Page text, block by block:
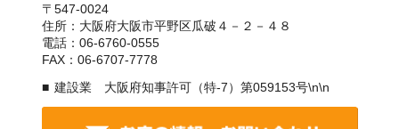
〒547-0024
住所：大阪府大阪市平野区瓜破４－２－４８
電話：06-6760-0555
FAX：06-6707-7778
建設業 大阪府知事許可（特-7）第059153号\n\n